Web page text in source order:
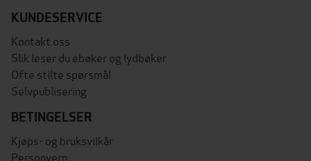
KUNDESERVICE
Kontakt oss
Slik leser du ebøker og lydbøker
Ofte stilte spørsmål
Selvpublisering
BETINGELSER
Kjøps- og bruksvilkår
Personvern